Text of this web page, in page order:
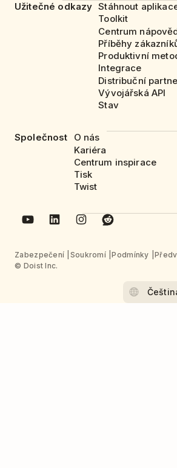
Užitečné odkazy Stáhnout
Toolkit
Centrum
Příběhy
Produktivní
Integrace
Distribuční
Vývojářská API
Stav
Společnost
O nás
Kariéra
Centrum inspirace
Tisk
Twist
Zabezpečení Soukromí Podmínky
© Doist Inc.